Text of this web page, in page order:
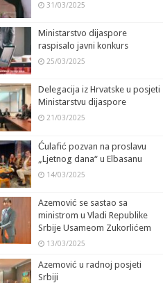
31/03/2025
Ministarstvo dijaspore
raspisalo javni konkurs
25/03/2025
Delegacija iz Hrvatske u posjeti
Ministarstvu dijaspore
21/03/2025
Ćulafić pozvan na proslavu
„Ljetnog dana“ u Elbasanu
14/03/2025
Azemović se sastao sa
ministrom u Vladi Republike
Srbije Usameom Zukorlićem
13/03/2025
Azemović u radnoj posjeti
Srbiji